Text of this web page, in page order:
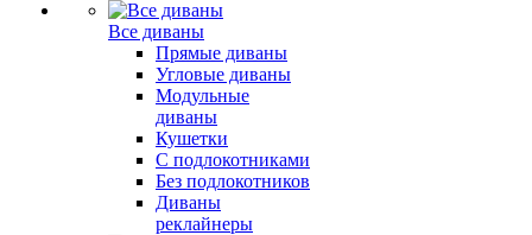
Все диваны
Прямые диваны
Угловые диваны
Модульные
диваны
Кушетки
С подлокотниками
Без подлокотников
Диваны
реклайнеры